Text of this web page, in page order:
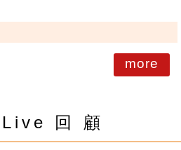
more
回 顧